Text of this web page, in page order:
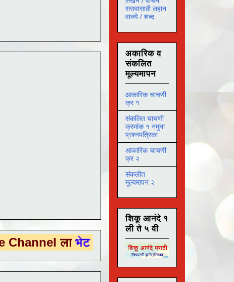
भेट देण्यासाठी येथे क्लिक करा .
सरावासाठी लहान
वाक्ये / शब्द
अकारिक व
संकलित
मूल्यमापन
आकारिक चाचणी
क्र १
संकलित चाचणी
क्रमांक १ नमुना
प्रश्नपत्रिका
आकारिक चाचणी
क्र २
संकलीत
मूल्यमापन २
शिकू आनंदे १
ली ते ५ वी